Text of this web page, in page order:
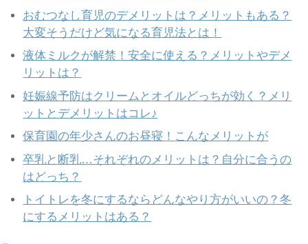
おむつなし育児のデメリットは？メリットもある？
大変そうだけど気になる育児法とは！
液体ミルクが解禁！安全に使える？メリットやデメ
リットは？
妊娠線予防はクリームとオイルどっちが効く？メリ
ットとデメリットはコレ♪
保育園の年少さんのお昼寝！こんなメリットが
卒乳と断乳…それぞれのメリットは？自分に合うの
はどっち？
トイトレを冬にするならどんなやり方がいいの？冬
にするメリットはある？